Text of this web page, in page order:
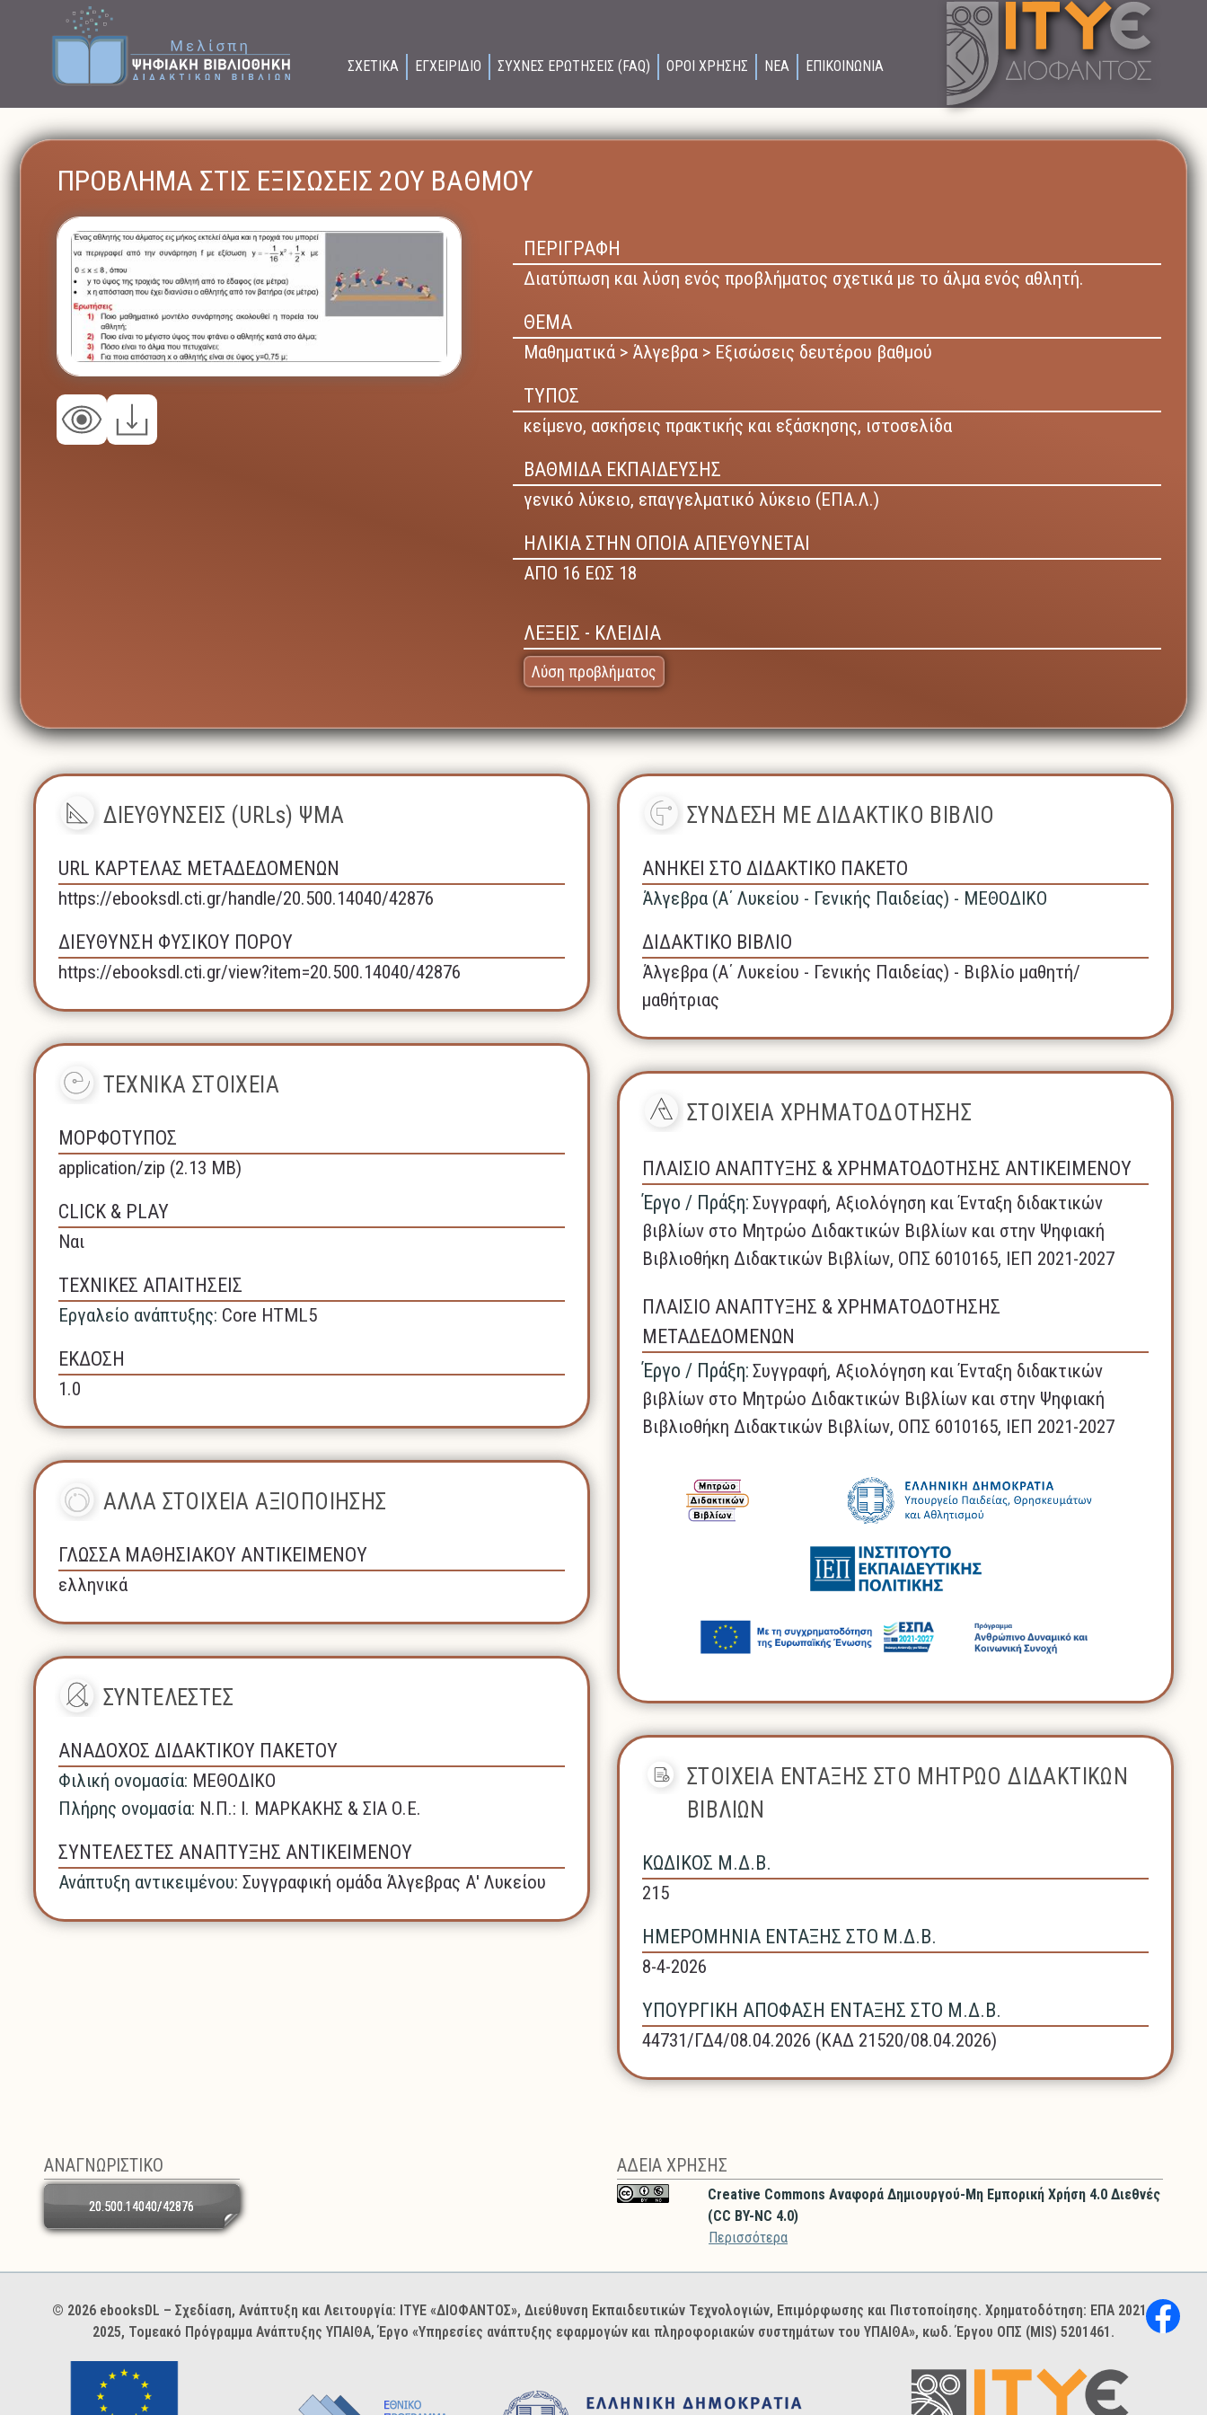
ΣΧΕΤΙΚΑ ΕΓΧΕΙΡΙΔΙΟ ΣΥΧΝΕΣ ΕΡΩΤΗΣΕΙΣ (FAQ) ΟΡΟΙ ΧΡΗΣΗΣ ΝΕΑ ΕΠΙΚΟΙΝΩΝΙΑ
ΠΡΟΒΛΗΜΑ ΣΤΙΣ ΕΞΙΣΩΣΕΙΣ 2ΟΥ ΒΑΘΜΟΥ
ΠΕΡΙΓΡΑΦΗ
Διατύπωση και λύση ενός προβλήματος σχετικά με το άλμα ενός αθλητή.
ΘΕΜΑ
Μαθηματικά > Άλγεβρα > Εξισώσεις δευτέρου βαθμού
ΤΥΠΟΣ
κείμενο, ασκήσεις πρακτικής και εξάσκησης, ιστοσελίδα
ΒΑΘΜΙΔΑ ΕΚΠΑΙΔΕΥΣΗΣ
γενικό λύκειο, επαγγελματικό λύκειο (ΕΠΑ.Λ.)
ΗΛΙΚΙΑ ΣΤΗΝ ΟΠΟΙΑ ΑΠΕΥΘΥΝΕΤΑΙ
ΑΠΟ 16 ΕΩΣ 18
ΛΕΞΕΙΣ - ΚΛΕΙΔΙΑ
Λύση προβλήματος
ΔΙΕΥΘΥΝΣΕΙΣ (URLs) ΨΜΑ
URL ΚΑΡΤΕΛΑΣ ΜΕΤΑΔΕΔΟΜΕΝΩΝ
https://ebooksdl.cti.gr/handle/20.500.14040/42876
ΔΙΕΥΘΥΝΣΗ ΦΥΣΙΚΟΥ ΠΟΡΟΥ
https://ebooksdl.cti.gr/view?item=20.500.14040/42876
ΤΕΧΝΙΚΑ ΣΤΟΙΧΕΙΑ
ΜΟΡΦΟΤΥΠΟΣ
application/zip (2.13 MB)
CLICK & PLAY
Ναι
ΤΕΧΝΙΚΕΣ ΑΠΑΙΤΗΣΕΙΣ
Εργαλείο ανάπτυξης: Core HTML5
ΕΚΔΟΣΗ
1.0
ΑΛΛΑ ΣΤΟΙΧΕΙΑ ΑΞΙΟΠΟΙΗΣΗΣ
ΓΛΩΣΣΑ ΜΑΘΗΣΙΑΚΟΥ ΑΝΤΙΚΕΙΜΕΝΟΥ
ελληνικά
ΣΥΝΤΕΛΕΣΤΕΣ
ΑΝΑΔΟΧΟΣ ΔΙΔΑΚΤΙΚΟΥ ΠΑΚΕΤΟΥ
Φιλική ονομασία: ΜΕΘΟΔΙΚΟ
Πλήρης ονομασία: N.Π.: Ι. ΜΑΡΚΑΚΗΣ & ΣΙΑ Ο.Ε.
ΣΥΝΤΕΛΕΣΤΕΣ ΑΝΑΠΤΥΞΗΣ ΑΝΤΙΚΕΙΜΕΝΟΥ
Ανάπτυξη αντικειμένου: Συγγραφική ομάδα Άλγεβρας Α' Λυκείου
ΣΥΝΔΕΣΗ ΜΕ ΔΙΔΑΚΤΙΚΟ ΒΙΒΛΙΟ
ΑΝΗΚΕΙ ΣΤΟ ΔΙΔΑΚΤΙΚΟ ΠΑΚΕΤΟ
Άλγεβρα (A΄ Λυκείου - Γενικής Παιδείας) - ΜΕΘΟΔΙΚΟ
ΔΙΔΑΚΤΙΚΟ ΒΙΒΛΙΟ
Άλγεβρα (A΄ Λυκείου - Γενικής Παιδείας) - Βιβλίο μαθητή/
μαθήτριας
ΣΤΟΙΧΕΙΑ ΧΡΗΜΑΤΟΔΟΤΗΣΗΣ
ΠΛΑΙΣΙΟ ΑΝΑΠΤΥΞΗΣ & ΧΡΗΜΑΤΟΔΟΤΗΣΗΣ ΑΝΤΙΚΕΙΜΕΝΟΥ
Έργο / Πράξη: Συγγραφή, Αξιολόγηση και Ένταξη διδακτικών
βιβλίων στο Μητρώο Διδακτικών Βιβλίων και στην Ψηφιακή
Βιβλιοθήκη Διδακτικών Βιβλίων, ΟΠΣ 6010165, ΙΕΠ 2021-2027
ΠΛΑΙΣΙΟ ΑΝΑΠΤΥΞΗΣ & ΧΡΗΜΑΤΟΔΟΤΗΣΗΣ
ΜΕΤΑΔΕΔΟΜΕΝΩΝ
Έργο / Πράξη: Συγγραφή, Αξιολόγηση και Ένταξη διδακτικών
βιβλίων στο Μητρώο Διδακτικών Βιβλίων και στην Ψηφιακή
Βιβλιοθήκη Διδακτικών Βιβλίων, ΟΠΣ 6010165, ΙΕΠ 2021-2027
ΣΤΟΙΧΕΙΑ ΕΝΤΑΞΗΣ ΣΤΟ ΜΗΤΡΩΟ ΔΙΔΑΚΤΙΚΩΝ
ΒΙΒΛΙΩΝ
ΚΩΔΙΚΟΣ Μ.Δ.Β.
215
ΗΜΕΡΟΜΗΝΙΑ ΕΝΤΑΞΗΣ ΣΤΟ Μ.Δ.Β.
8-4-2026
ΥΠΟΥΡΓΙΚΗ ΑΠΟΦΑΣΗ ΕΝΤΑΞΗΣ ΣΤΟ Μ.Δ.Β.
44731/ΓΔ4/08.04.2026 (ΚΑΔ 21520/08.04.2026)
ΑΝΑΓΝΩΡΙΣΤΙΚΟ
20.500.14040/42876
ΑΔΕΙΑ ΧΡΗΣΗΣ
Creative Commons Αναφορά Δημιουργού-Μη Εμπορική Χρήση 4.0 Διεθνές
(CC BY-NC 4.0)
Περισσότερα
Χορηγοί και φορείς
© 2026 ebooksDL – Σχεδίαση, Ανάπτυξη και Λειτουργία: ΙΤΥΕ «ΔΙΟΦΑΝΤΟΣ», Διεύθυνση Εκπαιδευτικών Τεχνολογιών, Επιμόρφωσης και Πιστοποίησης. Χρηματοδότηση: ΕΠΑ 2021–
2025, Τομεακό Πρόγραμμα Ανάπτυξης ΥΠΑΙΘΑ, Έργο «Υπηρεσίες ανάπτυξης εφαρμογών και πληροφοριακών συστημάτων του ΥΠΑΙΘΑ», κωδ. Έργου ΟΠΣ (MIS) 5201461.